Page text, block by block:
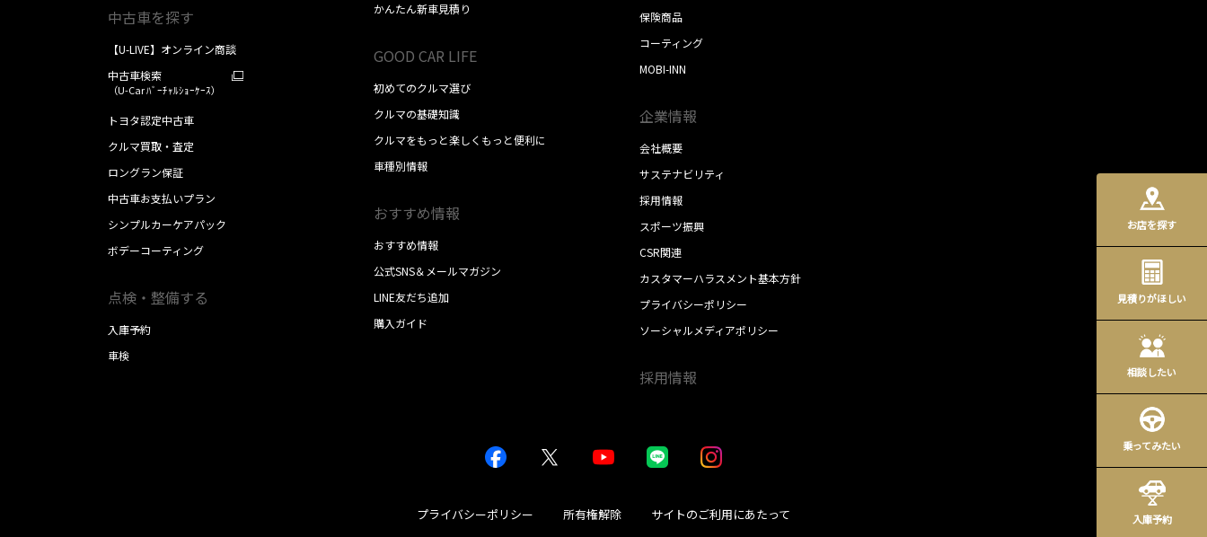
お店を探す
見積りがほしい
相談したい
乗ってみたい
入庫予約
中古車を探す
【U-LIVE】オンライン商談
中古車検索
（U-Car ﾊﾞｰﾁｬﾙｼｮｰｹｰｽ）
トヨタ認定中古車
クルマ買取・査定
ロングラン保証
中古車お支払いプラン
シンプルカーケアパック
ボデーコーティング
点検・整備する
入庫予約
車検
かんたん新車見積り
GOOD CAR LIFE
初めてのクルマ選び
クルマの基礎知識
クルマをもっと楽しくもっと便利に
車種別情報
おすすめ情報
おすすめ情報
公式SNS＆メールマガジン
LINE友だち追加
購入ガイド
保険商品
コーティング
MOBI-INN
企業情報
会社概要
サステナビリティ
採用情報
スポーツ振興
CSR関連
カスタマーハラスメント基本方針
プライバシーポリシー
ソーシャルメディアポリシー
採用情報
プライバシーポリシー 所有権解除 サイトのご利用にあたって